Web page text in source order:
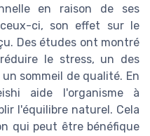
en raison de ses
ci, son effet sur le
Des études ont montré
le stress, un des
sommeil de qualité. En
aide l'organisme à
l'équilibre naturel. Cela
qui peut être bénéfique